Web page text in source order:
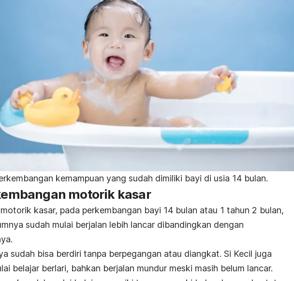
kemampuan yang sudah dimiliki bayi di usia 14 bulan.
motorik kasar
kasar, pada perkembangan bayi 14 bulan atau 1 tahun 2 bulan,
sudah mulai berjalan lebih lancar dibandingkan dengan
sudah bisa berdiri tanpa berpegangan atau diangkat. Si Kecil juga
belajar berlari, bahkan berjalan mundur meski masih belum lancar.